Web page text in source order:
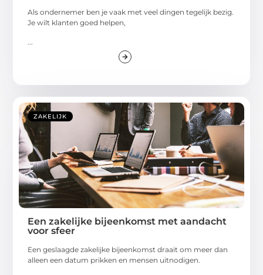
Als ondernemer ben je vaak met veel dingen tegelijk bezig.
Je wilt klanten goed helpen,
ZAKELIJK
Een zakelijke bijeenkomst met aandacht
voor sfeer
Een geslaagde zakelijke bijeenkomst draait om meer dan
alleen een datum prikken en mensen uitnodigen.